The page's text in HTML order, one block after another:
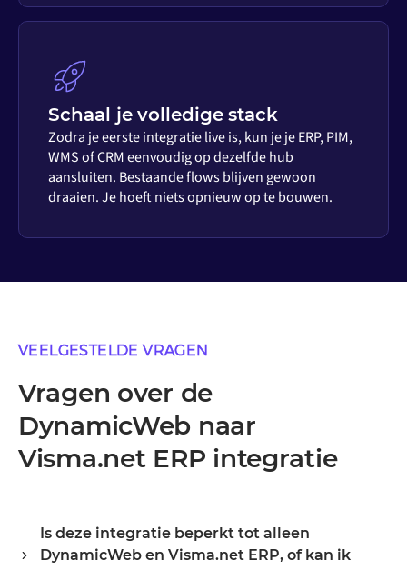
Schaal je volledige stack
Zodra je eerste integratie live is, kun je je ERP, PIM,
WMS of CRM eenvoudig op dezelfde hub
aansluiten. Bestaande flows blijven gewoon
draaien. Je hoeft niets opnieuw op te bouwen.
VEELGESTELDE VRAGEN
Vragen over de
DynamicWeb naar
Visma.net ERP integratie
Is deze integratie beperkt tot alleen
DynamicWeb en Visma.net ERP, of kan ik